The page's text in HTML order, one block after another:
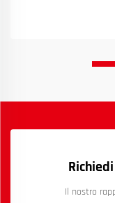
Il nostro